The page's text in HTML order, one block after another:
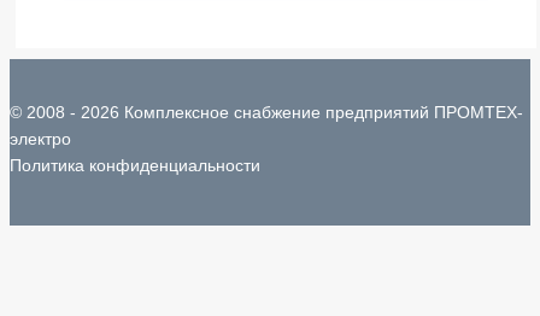
© 2008 - 2026 Комплексное снабжение предприятий ПРОМТЕХ-
электро
Политика конфиденциальности